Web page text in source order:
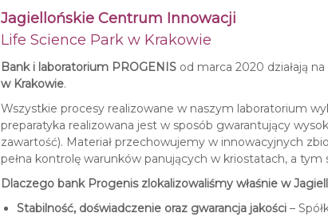
Jagiellońskie Centrum Innowacji
Life Science Park w Krakowie
Bank i laboratorium PROGENIS od marca 2020 działają
w Krakowie.
Wszystkie procesy realizowane w naszym laboratorium
preparatyka realizowana jest w sposób gwarantujący
zawartość). Materiał przechowujemy w innowacyjnych
pełna kontrolę warunków panujących w kriostatach, a
Dlaczego bank Progenis zlokalizowaliśmy właśnie w
Stabilność, doświadczenie oraz gwarancja jakości –